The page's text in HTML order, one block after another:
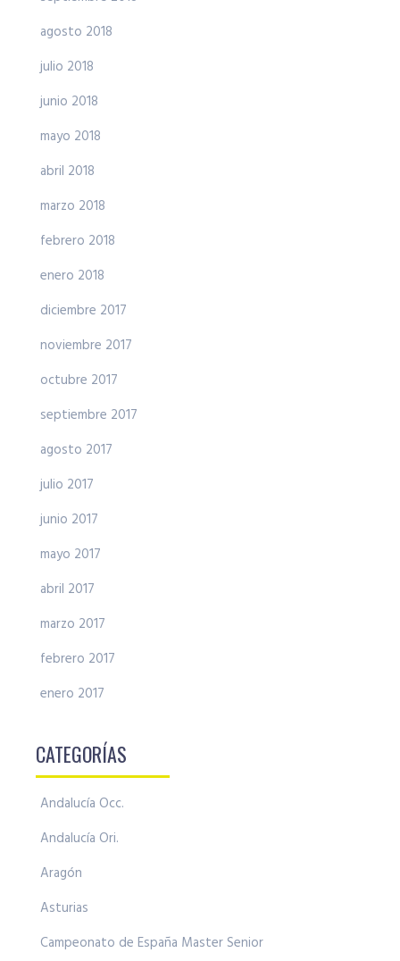
agosto 2018
julio 2018
junio 2018
mayo 2018
abril 2018
marzo 2018
febrero 2018
enero 2018
diciembre 2017
noviembre 2017
octubre 2017
septiembre 2017
agosto 2017
julio 2017
junio 2017
mayo 2017
abril 2017
marzo 2017
febrero 2017
enero 2017
CATEGORÍAS
Andalucía Occ.
Andalucía Ori.
Aragón
Asturias
Campeonato de España Master Senior